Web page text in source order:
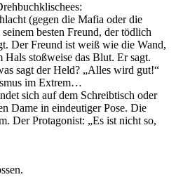
(gegen die Mafia oder die
besten Freund, der tödlich
Der Freund ist weiß wie die Wand,
Hals stoßweise das Blut. Er sagt.
sagt der Held? „Alles wird gut!“
im Extrem…
sich auf dem Schreibtisch oder
Dame in eindeutiger Pose. Die
Der Protagonist: „Es ist nicht so,